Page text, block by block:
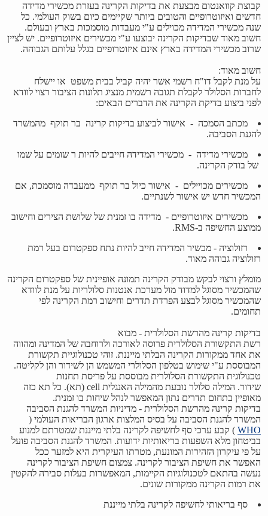
קבוצת קוואנטום מבצעת את בדיקות הקרינה בעזרת מכשירי מדידה
חדשים ואיזוטרופיים והטובים ביותר שקיימים כיום בשוק העולמי. כל
שנה מכשירי המדידה מכוילים ע"י מעבדות מוסמכות בארץ ובעולם.
חשוב מאוד שבדיקות הקרינה יבוצעו ע"י מכשירים איזוטרופיים. יש לציין
שרוב מכשירי המדידה בארץ אינם איזוטרופיים בגלל עלותם הגבוהה.
חשוב מאוד:
על מנת לקבל דו"ח רשמי אשר יהיה קביל בבית משפט או יישלח
לחברות הסלולר לקבלת תגובה רשמית מנציג תלונות הציבור רצוי לוודא
לפני ביצוע בדיקת הקרינה את הדברים הבאים:
מכתב הסמכה - אישור לביצוע בדיקות קרינה בר תוקף מהמשרד
להגנת הסביבה.
מכשירי מדידה - מכשירי המדידה חייבים להיות ר שומים על שמו
של בודק הקרינה.
מכשירים מכויילים - אישור כיול בר תוקף ממעבדה מוסמכת, אם
המכשיר חדש יש אישור לשנתיים.
מכשירים איזוטרופיים - מדידה בו זמנית של שלושת הצירים וחישוב
ממוצע החשיפה ב-RMS.
רזולוציה - מכשיר המדידה חייב להיות נתח ספקטרום בעל רמת
רזולוציה גבוהה מאוד.
מומלץ ורצוי לבקש מבודק הקרינה תמונה אופיינית של ספקטרום הקרינה
שהמכשיר מסוגל למדוד מול מערכת אנטנות סלולריות על מנת לוודא
שהמכשיר מסוגל לבצע הפרדת תדרים וחישוב רמת הקרינה לפי
תחומים.
בדיקות קרינה מהרשת הסלולרית - מבוא
רשת התקשורת הסלולרית פרוסה לאורכה ולרוחבה של המדינה ומהווה
את אחד ממקורות הקרינה הבלתי מייננת. זוהי טכנולוגיית תקשורת
המבוססת ע"י שימוש בטלפון הסלולרי המשמש הן לשידור והן לקליטה.
טכנולוגית התקשורת הסלולרית מבוססת על פריסת תחנות
שידור. המילה סלולר נובעת מהמילה האנגלית cell (תא). כל תא כזה
מאופיין בתחום תדרים נתון המאפשר לנהל שיחות בו זמנית.
בדיקות קרינה מהרשת הסלולרית - מדיניות המשרד להגנת הסביבה
המשרד להגנת הסביבה על בסיס המלצות ארגון הבריאות העולמי (
WHO ) קבע ערכי סף לחשיפה לקרינה בלתי מייננת שמטרתם למנוע
בביטחון מלא השפעות בריאותיות ידועות. המשרד להגנת הסביבה פועל
על פי עיקרון הזהירות המונעת, מטרתו העיקרית היא למזער ככל
האפשר את חשיפת הציבור לקרינה. צמצום חשיפת הציבור לקרינה
נעשה בהתאם לטכנולוגיות הקיימות, המאפשרות בעלות סבירה להקטין
את רמות הקרינה ממקורות שונים.
סף בריאותי לחשיפה לקרינה בלתי מייננת